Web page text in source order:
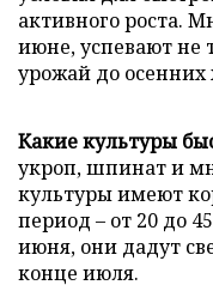
активного роста.
июне, успевают не
урожай до осенних
Какие культуры
укроп, шпинат и
культуры имеют
период – от 20 до
июня, они дадут
конце июля.